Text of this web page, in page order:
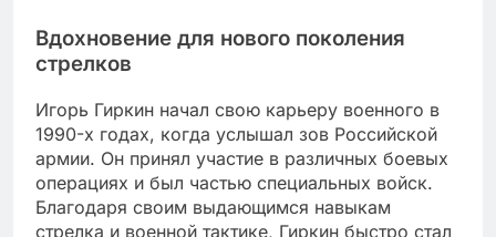
Вдохновение для нового поколения
стрелков
Игорь Гиркин начал свою карьеру военного в
1990-х годах, когда услышал зов Российской
армии. Он принял участие в различных боевых
операциях и был частью специальных войск.
Благодаря своим выдающимся навыкам
стрелка и военной тактике, Гиркин быстро стал